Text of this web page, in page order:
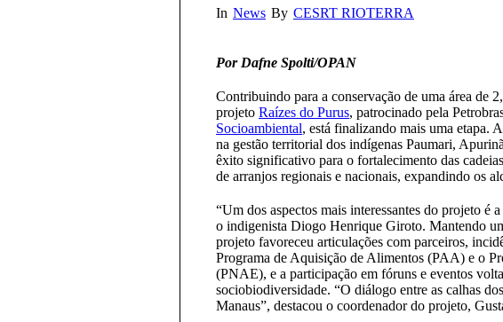
In News By CESRT RIOTERRA
Por Dafne Spolti/OPAN
Contribuindo para a conservação de uma área de
projeto Raízes do Purus, patrocinado pela
Socioambiental, está finalizando mais uma etapa.
na gestão territorial dos indígenas Paumari,
êxito significativo para o fortalecimento das
de arranjos regionais e nacionais, expandindo os
“Um dos aspectos mais interessantes do projeto é
o indigenista Diogo Henrique Giroto. Mantendo
projeto favoreceu articulações com parceiros,
Programa de Aquisição de Alimentos (PAA) e o
(PNAE), e a participação em fóruns e eventos
sociobiodiversidade. “O diálogo entre as calhas
Manaus”, destacou o coordenador do projeto,